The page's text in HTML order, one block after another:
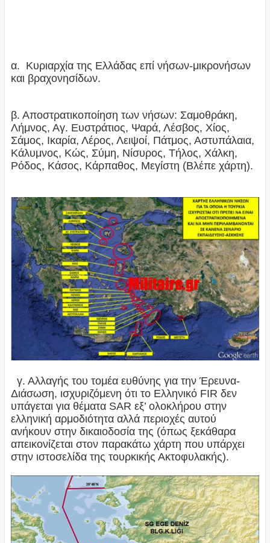
α. Κυριαρχία της Ελλάδας επί νήσων-μικρονήσων
και βραχονησίδων.
β. Αποστρατικοποίηση των νήσων: Σαμοθράκη,
Λήμνος, Αγ. Ευστράτιος, Ψαρά, Λέσβος, Χίος,
Σάμος, Ικαρία, Λέρος, Λειψοί, Πάτμος, Αστυπάλαια,
Κάλυμνος, Κώς, Σύμη, Nίσυρος, Τήλος, Χάλκη,
Ρόδος, Κάσος, Κάρπαθος, Μεγίστη (Βλέπε χάρτη).
γ. Αλλαγής του τομέα ευθύνης για την Έρευνα-
Διάσωση, ισχυριζόμενη ότι το Ελληνικό FIR δεν
υπάγεται για θέματα SAR εξ’ ολοκλήρου στην
ελληνική αρμοδιότητα αλλά περιοχές αυτού
ανήκουν στην δικαιοδοσία της (όπως ξεκάθαρα
απεικονίζεται στον παρακάτω χάρτη που υπάρχει
στην ιστοσελίδα της τουρκικής Ακτοφυλακής).